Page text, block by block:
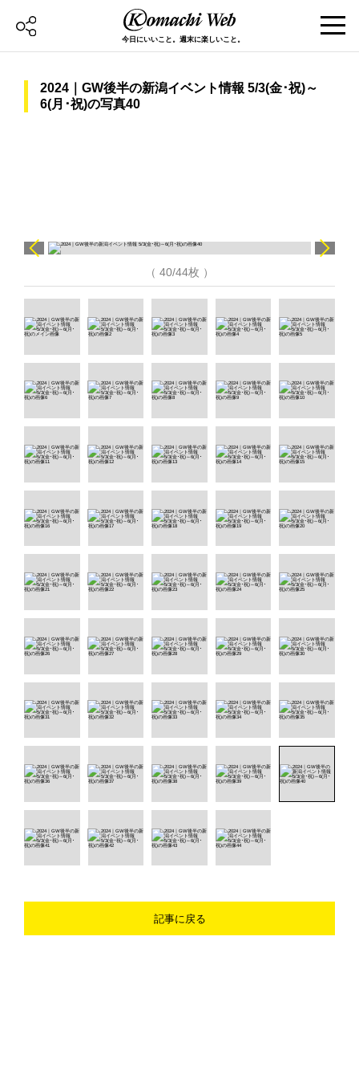
今日にいいこと。週末に楽しいこと。
2024｜GW後半の新潟イベント情報 5/3(金･祝)～
6(月･祝)の写真40
（ 40/44枚 ）
記事に戻る